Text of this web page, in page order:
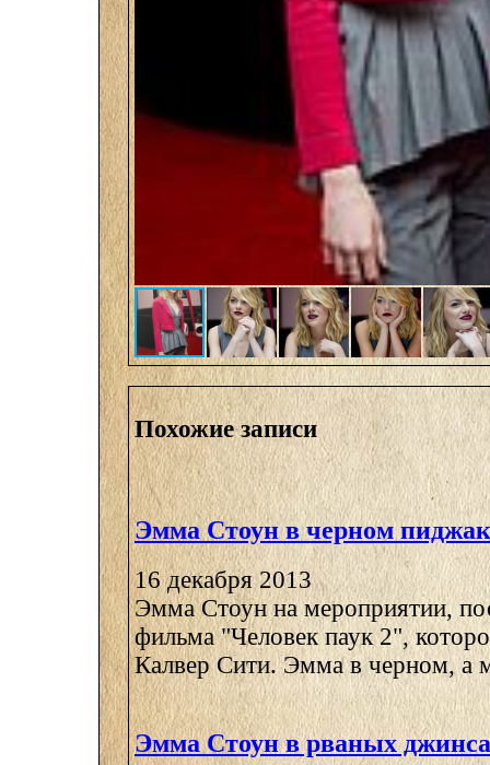
Похожие записи
Эмма Стоун в черном
16 декабря 2013
Эмма Стоун на мероприятии,
фильма "Человек паук 2",
Калвер Сити. Эмма в черном, а
Эмма Стоун в рваных